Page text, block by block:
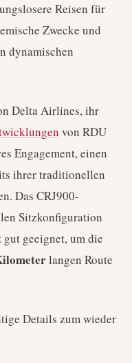
Reisen für
Zwecke und
dynamischen
Delta Airlines, ihr
von RDU
Engagement, einen
ihrer traditionellen
Das CRJ900-
Sitzkonfiguration
geeignet, um die
langen Route
Details zum wieder